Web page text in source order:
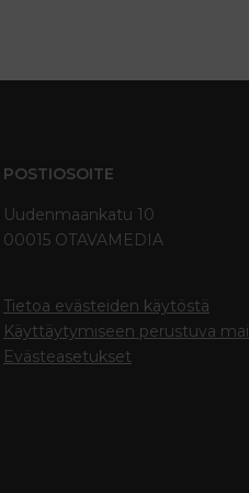
POSTIOSOITE
Uudenmaankatu 10
00015 OTAVAMEDIA
Tietoa evästeiden käytöstä
Käyttäytymiseen perustuva
Evästeasetukset